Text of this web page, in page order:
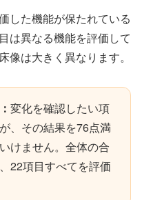
した機能が保たれている
は異なる機能を評価して
像は大きく異なります。
変化を確認したい項
、その結果を76点満
けません。全体の合
22項目すべてを評価